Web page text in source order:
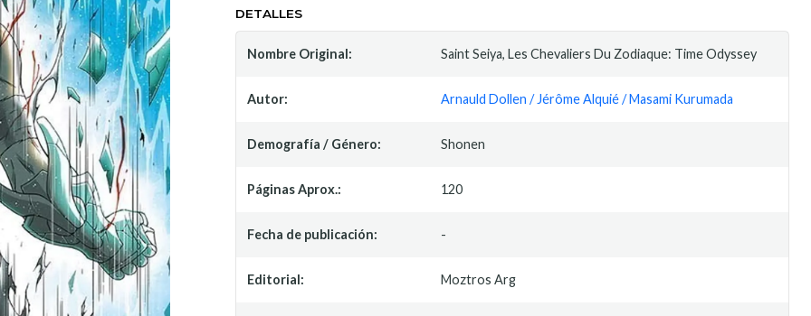
DETALLES
Nombre Original: Saint Seiya, Les Chevaliers Du Zodiaque: Time Odyssey
Autor: Arnauld Dollen / Jérôme Alquié / Masami Kurumada
Demografía / Género: Shonen
Páginas Aprox.: 120
Fecha de publicación: -
Editorial: Moztros Arg